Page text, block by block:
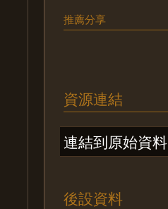
推薦分享
資源連結
連結到原始資料
後設資料